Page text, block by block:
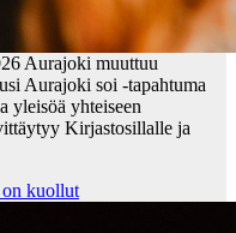
Aurajoki muuttuu
Aurajoki soi -tapahtuma
yleisöä yhteiseen
Kirjastosillalle ja
kuollut